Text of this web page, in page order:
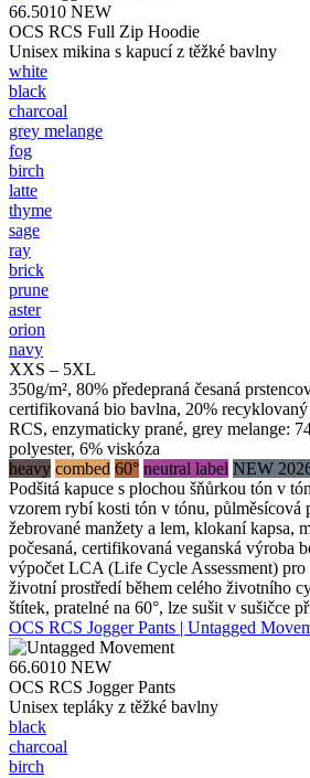
66.5010 NEW
OCS RCS Full Zip Hoodie
Unisex mikina s kapucí z těžké bavlny
white
black
charcoal
grey melange
fog
birch
latte
thyme
sage
ray
brick
prune
aster
orion
navy
XXS – 5XL
350g/m², 80% předepraná česaná
certifikovaná bio bavlna, 20%
RCS, enzymaticky prané, grey melange:
polyester, 6% viskóza
heavy combed 60° neutral label NEW
Podšitá kapuce s plochou šňůrkou tón v
vzorem rybí kosti tón v tónu, půlměsícová
žebrované manžety a lem, klokaní kapsa,
počesaná, certifikovaná veganská výroba
výpočet LCA (Life Cycle Assessment) pro
životní prostředí během celého životního
štítek, pratelné na 60°, lze sušit v sušičce
OCS RCS Jogger Pants | Untagged
66.6010 NEW
OCS RCS Jogger Pants
Unisex tepláky z těžké bavlny
black
charcoal
birch